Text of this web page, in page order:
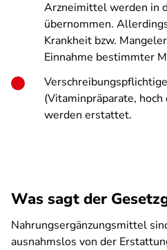
Arzneimittel werden in
übernommen.
Krankheit bzw.
Einnahme bestimmter
(Vitaminpräparate,
werden erstattet.
Was sagt der
Nahrungsergänzungsmittel
ausnahmslos von der